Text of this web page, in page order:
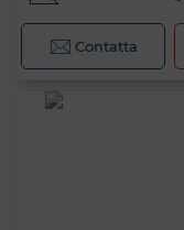
Contatta